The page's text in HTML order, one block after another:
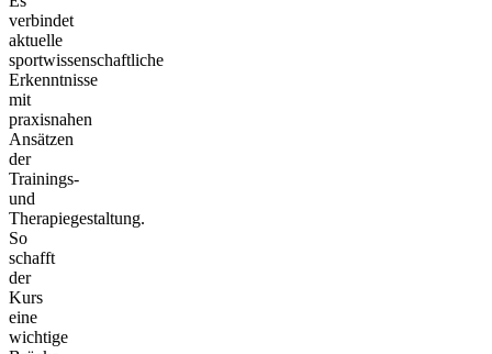
verbindet
aktuelle
sportwissenschaftliche
Erkenntnisse
mit
praxisnahen
Ansätzen
der
Trainings-
und
Therapiegestaltung.
So
schafft
der
Kurs
eine
wichtige